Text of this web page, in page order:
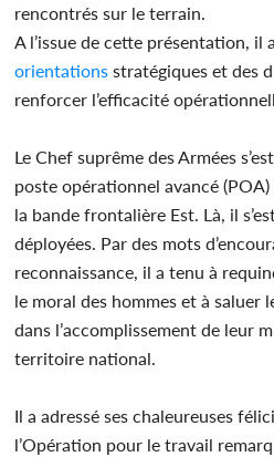
rencontrés sur le terrain.
A l’issue de cette présentation, il
orientations stratégiques et des
renforcer l’efficacité
Le Chef suprême des Armées
poste opérationnel avancé
la bande frontalière Est. Là, il
déployées. Par des mots
reconnaissance, il a tenu à
le moral des hommes et à saluer
dans l’accomplissement de leur
territoire national.
Il a adressé ses chaleureuses
l’Opération pour le travail